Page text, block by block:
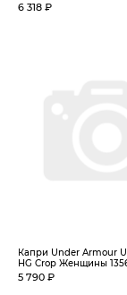
6 318 ₽
Капри Under Armour
HG Crop Женщины
5 790 ₽